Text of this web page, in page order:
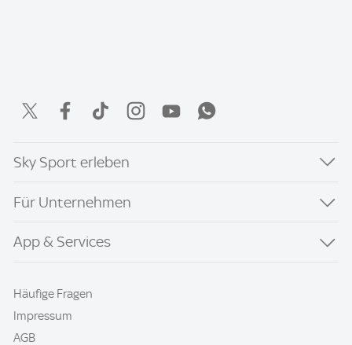
Sky Sport erleben
Für Unternehmen
App & Services
Häufige Fragen
Impressum
AGB